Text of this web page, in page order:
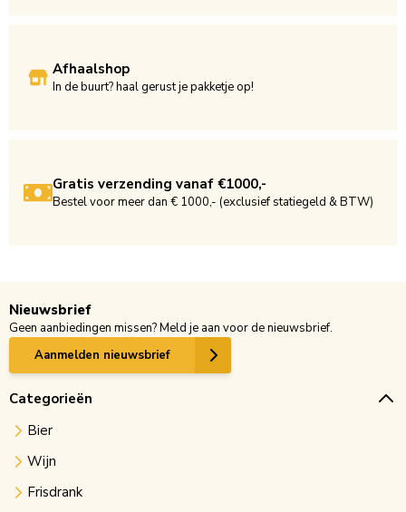
Afhaalshop
In de buurt? haal gerust je pakketje op!
Gratis verzending vanaf €1000,-
Bestel voor meer dan € 1000,- (exclusief statiegeld & BTW)
Nieuwsbrief
Geen aanbiedingen missen? Meld je aan voor de nieuwsbrief.
Aanmelden nieuwsbrief
Categorieën
Bier
Wijn
Frisdrank